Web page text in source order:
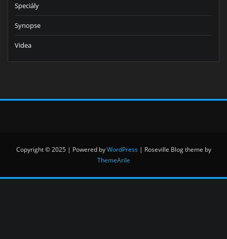
Speciály
Synopse
Videa
Copyright © 2025 | Powered byWordPress | Roseville Blog theme by
ThemeArile